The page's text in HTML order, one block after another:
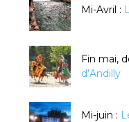
Mi-Avril :
Fin mai,
d’Andilly
Mi-juin :